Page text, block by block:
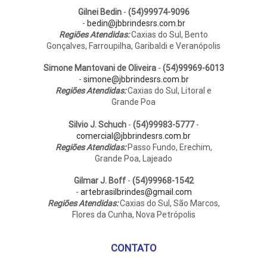
Gilnei Bedin- (54)99974-9096
- bedin@jbbrindesrs.com.br
Regiões Atendidas:Caxias do Sul, Bento
Gonçalves, Farroupilha, Garibaldi e Veranópolis
Simone Mantovani de Oliveira- (54)99969-6013
- simone@jbbrindesrs.com.br
Regiões Atendidas:Caxias do Sul, Litoral e
Grande Poa
Silvio J. Schuch- (54)99983-5777-
comercial@jbbrindesrs.com.br
Regiões Atendidas:Passo Fundo, Erechim,
Grande Poa, Lajeado
Gilmar J. Boff- (54)99968-1542
- artebrasilbrindes@gmail.com
Regiões Atendidas:Caxias do Sul, São Marcos,
Flores da Cunha, Nova Petrópolis
CONTATO